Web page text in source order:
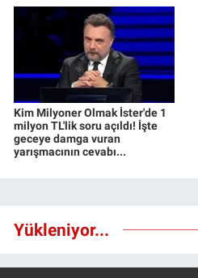
Kim Milyoner Olmak İster'de 1
milyon TL'lik soru açıldı! İşte
geceye damga vuran
yarışmacının cevabı...
Yükleniyor...